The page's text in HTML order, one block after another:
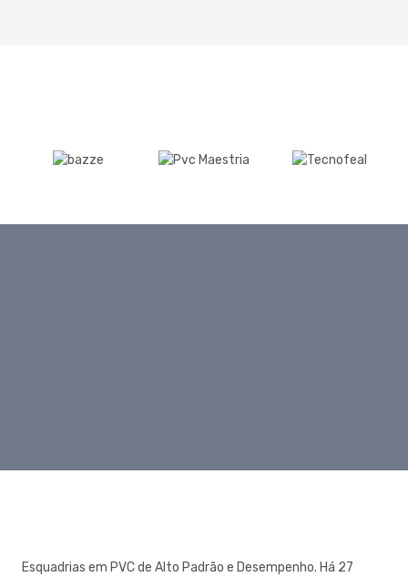
Esquadrias em PVC de Alto Padrão e Desempenho. Há 27